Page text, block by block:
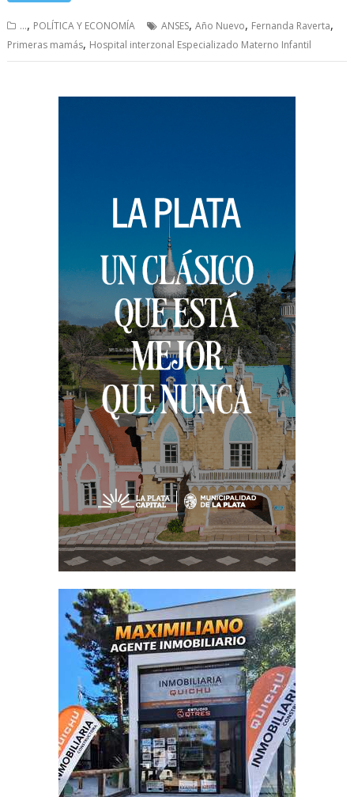
..., POLÍTICA Y ECONOMÍA ANSES,Año Nuevo, Fernanda Raverta,
Primeras mamás, Hospital interzonal Especializado Materno Infantil